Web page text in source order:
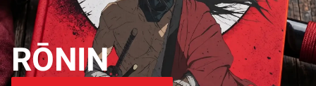
RŌNIN